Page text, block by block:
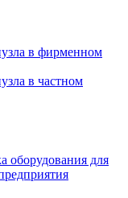
в фирменном
в частном
оборудования для